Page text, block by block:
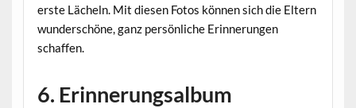
erste Lächeln. Mit diesen Fotos können sich die Eltern
wunderschöne, ganz persönliche Erinnerungen
schaffen.
6. Erinnerungsalbum